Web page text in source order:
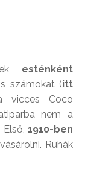
esténként
számokat (itt
vicces Coco
nem a
. Első,1910-ben
Ruhák